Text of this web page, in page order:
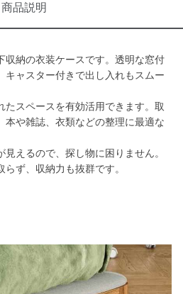
商品説明
収納の衣装ケースです。透明な窓付
キャスター付きで出し入れもスムー
たスペースを有効活用できます。取
本や雑誌、衣類などの整理に最適な
えるので、探し物に困りません。
ず、収納力も抜群です。